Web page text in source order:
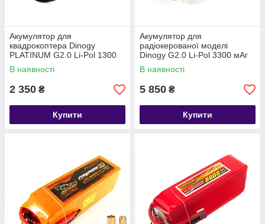
Акумулятор для
квадрокоптера Dinogy
PLATINUM G2.0 Li-Pol 1300
мАг 22.2 В 77x35x50 мм
XT60 130C
В наявності
2 350 ₴
Купити
Акумулятор для
радіокерованої моделі
Dinogy G2.0 Li-Pol 3300 мАг
22.2 В 6S T-Plug 80C
В наявності
5 850 ₴
Купити